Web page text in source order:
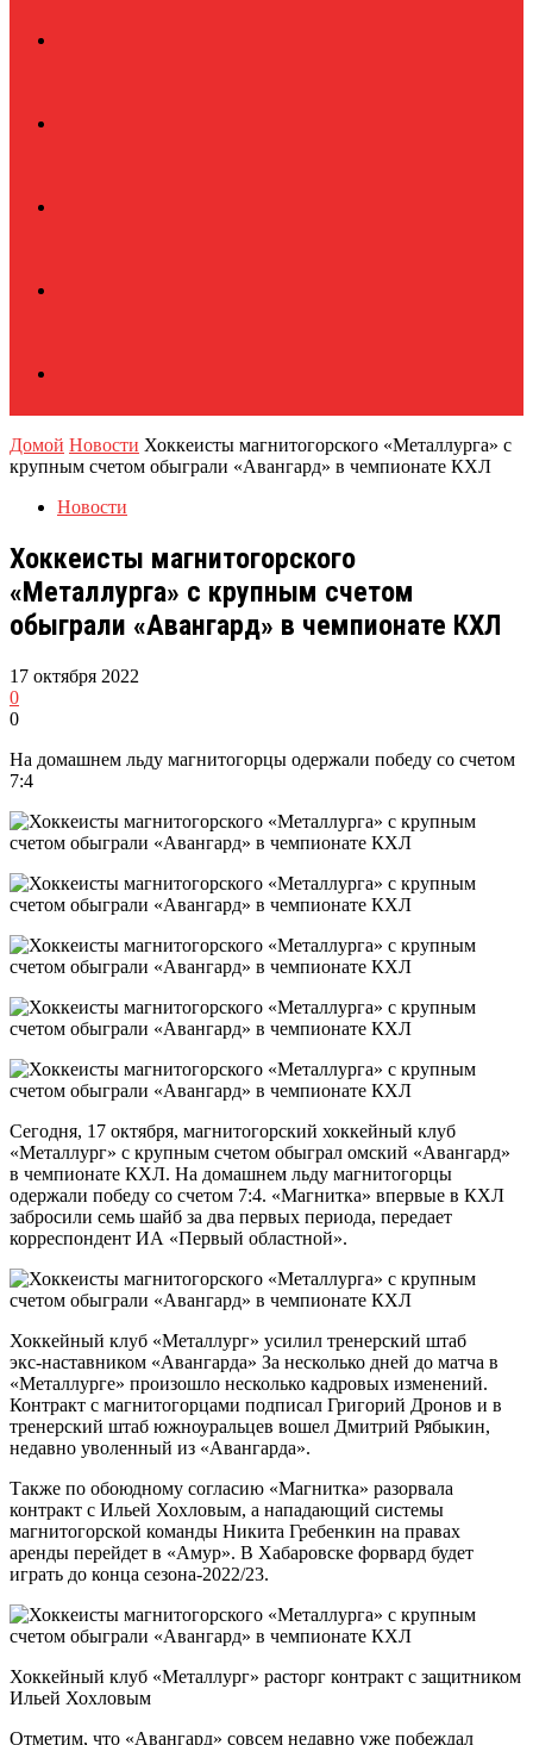
Домой Новости Хоккеисты магнитогорского «Металлурга» с
крупным счетом обыграли «Авангард» в чемпионате КХЛ
Новости
Хоккеисты магнитогорского
«Металлурга» с крупным счетом
обыграли «Авангард» в чемпионате КХЛ
17 октября 2022
0
0
На домашнем льду магнитогорцы одержали победу со счетом
7:4
Сегодня, 17 октября, магнитогорский хоккейный клуб
«Металлург» с крупным счетом обыграл омский «Авангард»
в чемпионате КХЛ. На домашнем льду магнитогорцы
одержали победу со счетом 7:4. «Магнитка» впервые в КХЛ
забросили семь шайб за два первых периода, передает
корреспондент ИА «Первый областной».
Хоккейный клуб «Металлург» усилил тренерский штаб
экс‑наставником «Авангарда» За несколько дней до матча в
«Металлурге» произошло несколько кадровых изменений.
Контракт с магнитогорцами подписал Григорий Дронов и в
тренерский штаб южноуральцев вошел Дмитрий Рябыкин,
недавно уволенный из «Авангарда».
Также по обоюдному согласию «Магнитка» разорвала
контракт с Ильей Хохловым, а нападающий системы
магнитогорской команды Никита Гребенкин на правах
аренды перейдет в «Амур». В Хабаровске форвард будет
играть до конца сезона-2022/23.
Хоккейный клуб «Металлург» расторг контракт с защитником
Ильей Хохловым
Отметим, что «Авангард» совсем недавно уже побеждал